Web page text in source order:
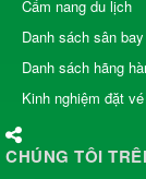
Cẩm nang du lịch
Danh sách sân bay
Danh sách hãng
Kinh nghiệm đặt vé
CHÚNG TÔI